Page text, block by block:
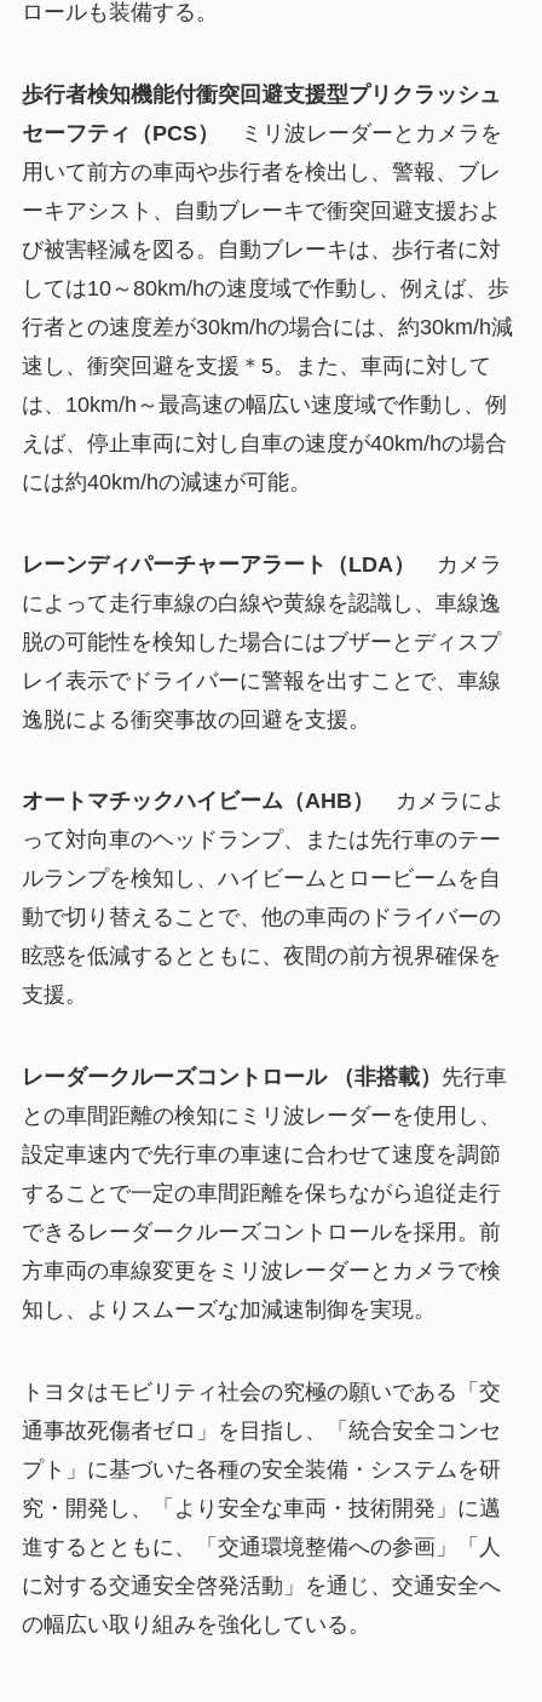
ロールも装備する。
歩行者検知機能付衝突回避支援型プリクラッシュ
セーフティ（PCS）
ミリ波レーダーとカメラを
用いて前方の車両や歩行者を検出し、警報、ブレ
ーキアシスト、自動ブレーキで衝突回避支援およ
び被害軽減を図る。自動ブレーキは、歩行者に対
しては10～80km/hの速度域で作動し、例えば、歩
行者との速度差が30km/hの場合には、約30km/h減
速し、衝突回避を支援＊5。また、車両に対して
は、10km/h～最高速の幅広い速度域で作動し、例
えば、停止車両に対し自車の速度が40km/hの場合
には約40km/hの減速が可能。
レーンディパーチャーアラート（LDA）
カメラ
によって走行車線の白線や黄線を認識し、車線逸
脱の可能性を検知した場合にはブザーとディスプ
レイ表示でドライバーに警報を出すことで、車線
逸脱による衝突事故の回避を支援。
オートマチックハイビーム（AHB）
カメラによ
って対向車のヘッドランプ、または先行車のテー
ルランプを検知し、ハイビームとロービームを自
動で切り替えることで、他の車両のドライバーの
眩惑を低減するとともに、夜間の前方視界確保を
支援。
レーダークルーズコントロール （非搭載） 先行車
との車間距離の検知にミリ波レーダーを使用し、
設定車速内で先行車の車速に合わせて速度を調節
することで一定の車間距離を保ちながら追従走行
できるレーダークルーズコントロールを採用。前
方車両の車線変更をミリ波レーダーとカメラで検
知し、よりスムーズな加減速制御を実現。
トヨタはモビリティ社会の究極の願いである「交
通事故死傷者ゼロ」を目指し、「統合安全コンセ
プト」に基づいた各種の安全装備・システムを研
究・開発し、「より安全な車両・技術開発」に邁
進するとともに、「交通環境整備への参画」「人
に対する交通安全啓発活動」を通じ、交通安全へ
の幅広い取り組みを強化している。